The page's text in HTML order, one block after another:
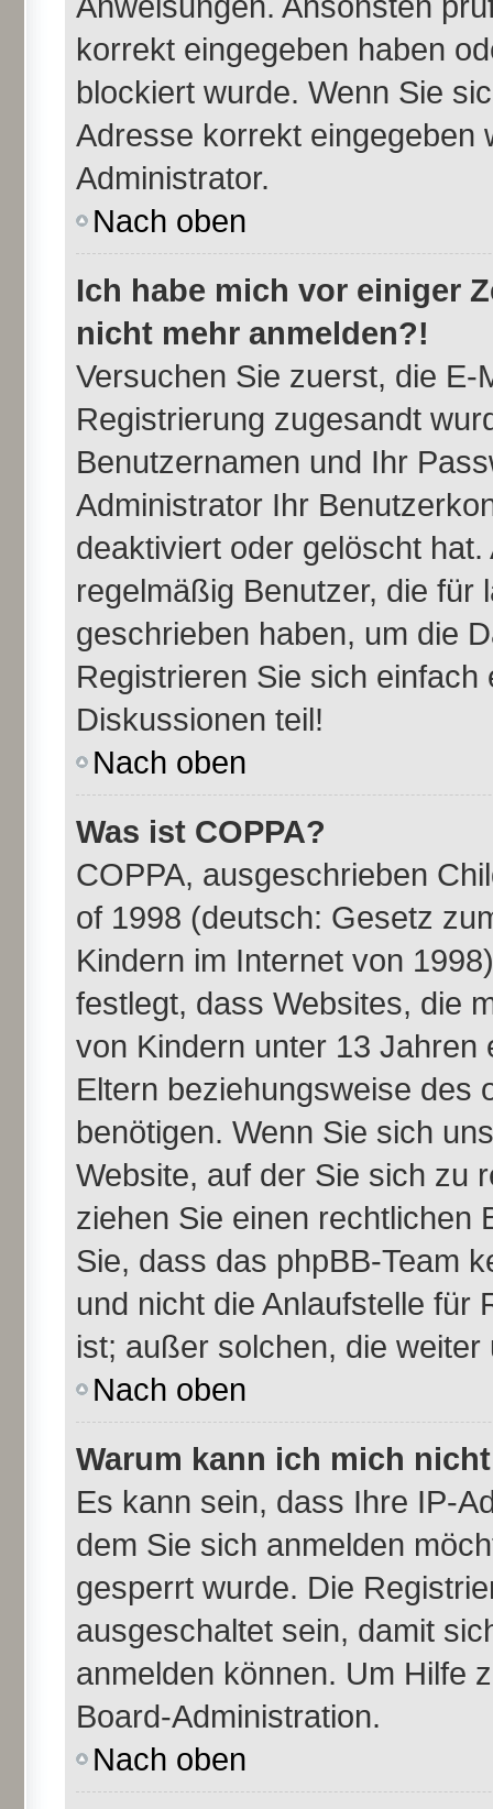
korrekt eingegeben haben
blockiert wurde. Wenn Sie
Adresse korrekt eingegeben
Administrator.
Nach oben
Ich habe mich vor einiger
nicht mehr anmelden?!
Versuchen Sie zuerst, die
Registrierung zugesandt
Benutzernamen und Ihr
Administrator Ihr
deaktiviert oder gelöscht
regelmäßig Benutzer, die für
geschrieben haben, um die
Registrieren Sie sich
Diskussionen teil!
Nach oben
Was ist COPPA?
COPPA, ausgeschrieben
of 1998 (deutsch: Gesetz
Kindern im Internet von
festlegt, dass Websites, die
von Kindern unter 13
Eltern beziehungsweise des
benötigen. Wenn Sie sich
Website, auf der Sie sich zu
ziehen Sie einen rechtlichen
Sie, dass das phpBB-Team
und nicht die Anlaufstelle für
ist; außer solchen, die
Nach oben
Warum kann ich mich
Es kann sein, dass Ihre IP-
dem Sie sich anmelden
gesperrt wurde. Die
ausgeschaltet sein, damit
anmelden können. Um Hilfe
Board-Administration.
Nach oben